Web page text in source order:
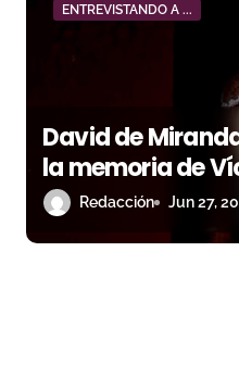
ENTREVISTANDO A ...
David de
la memoria de
una actuación
Redacción Jun 27,